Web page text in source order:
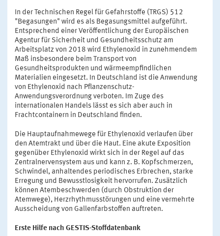
In der Technischen Regel für Gefahrstoffe (TRGS) 512
"Begasungen" wird es als Begasungsmittel aufgeführt.
Entsprechend einer Veröffentlichung der Europäischen
Agentur für Sicherheit und Gesundheitsschutz am
Arbeitsplatz von 2018 wird Ethylenoxid in zunehmendem
Maß insbesondere beim Transport von
Gesundheitsprodukten und wärmeempfindlichen
Materialien eingesetzt. In Deutschland ist die Anwendung
von Ethylenoxid nach Pflanzenschutz-
Anwendungsverordnung verboten. Im Zuge des
internationalen Handels lässt es sich aber auch in
Frachtcontainern in Deutschland finden.
Die Hauptaufnahmewege für Ethylenoxid verlaufen über
den Atemtrakt und über die Haut. Eine akute Exposition
gegenüber Ethylenoxid wirkt sich in der Regel auf das
Zentralnervensystem aus und kann z. B. Kopfschmerzen,
Schwindel, anhaltendes periodisches Erbrechen, starke
Erregung und Bewusstlosigkeit hervorrufen. Zusätzlich
können Atembeschwerden (durch Obstruktion der
Atemwege), Herzrhythmusstörungen und eine vermehrte
Ausscheidung von Gallenfarbstoffen auftreten.
Erste Hilfe nach GESTIS-Stoffdatenbank